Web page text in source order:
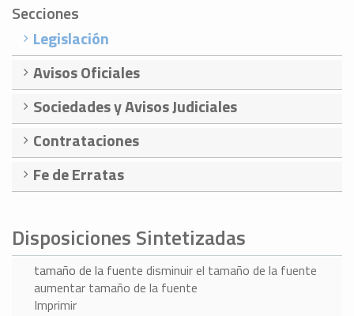
Secciones
Legislación
Avisos Oficiales
Sociedades y Avisos Judiciales
Contrataciones
Fe de Erratas
Disposiciones Sintetizadas
tamaño de la fuente disminuir el tamaño de la fuente
aumentar tamaño de la fuente
Imprimir